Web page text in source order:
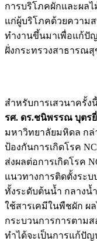
การบริโภคผักและผล
แก่ผู้บริโภคด้วยความ
ทำงานขึ้นมาเพื่อแก้ปั
ฝั่งกระทรวงสาธารณ
สำหรับการเสวนาครั้ง
รศ. ดร.ชนิพรรณ บุตรยี่
มหาวิทยาลัยมหิดล กล่
ป้องกันการเกิดโรค
ส่งผลต่อการเกิดโรค
แนวทางการติดตั้งระบ
ทั้งระดับต้นน้ำ กลางน้
ใช้สารเคมีในพืชผัก ผ
กระบวนการการตาม
ทำได้จะเป็นการแก้ปัญ